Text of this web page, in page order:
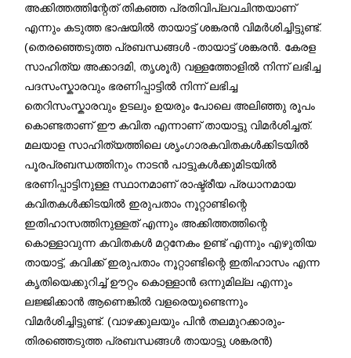
അക്കിത്തത്തിന്റേത് തികഞ്ഞ പ്രതിവിപ്ലവചിന്തയാണ്
എന്നും കടുത്ത ഭാഷയിൽ തായാട്ട് ശങ്കരൻ വിമർശിച്ചിട്ടുണ്ട്.
(തെരഞ്ഞെടുത്ത പ്രബന്ധങ്ങൾ -തായാട്ട് ശങ്കരൻ. കേരള
സാഹിത്യ അക്കാദമി, തൃശൂർ) വള്ളത്തോളിൽ നിന്ന് ലഭിച്ച
പദസംസ്കാരവും ഭരണിപ്പാട്ടിൽ നിന്ന് ലഭിച്ച
തെറിസംസ്കാരവും ഉടലും ഉയരും പോലെ അലിഞ്ഞു രൂപം
കൊണ്ടതാണ് ഈ കവിത എന്നാണ് തായാട്ടു വിമർശിച്ചത്.
മലയാള സാഹിത്യത്തിലെ ശൃംഗാരകവിതകൾക്കിടയിൽ
പൂരപ്രബന്ധത്തിനും നാടൻ പാട്ടുകൾക്കുമിടയിൽ
ഭരണിപ്പാട്ടിനുള്ള സ്ഥാനമാണ് രാഷ്ട്രീയ പ്രധാനമായ
കവിതകൾക്കിടയിൽ ഇരുപതാം നൂറ്റാണ്ടിന്റെ
ഇതിഹാസത്തിനുള്ളത് എന്നും അക്കിത്തത്തിന്റെ
കൊള്ളാവുന്ന കവിതകൾ മറ്റനേകം ഉണ്ട് എന്നും എഴുതിയ
തായാട്ട്, കവിക്ക് ഇരുപതാം നൂറ്റാണ്ടിന്റെ ഇതിഹാസം എന്ന
കൃതിയെക്കുറിച്ച് ഊറ്റം കൊള്ളാൻ ഒന്നുമില്ല എന്നും
ലജ്ജിക്കാൻ ആണെങ്കിൽ വളരെയുണ്ടെന്നും
വിമർശിച്ചിട്ടുണ്ട്. (വാഴക്കുലയും പിൻ തലമുറക്കാരും-
തിരഞ്ഞെടുത്ത പ്രബന്ധങ്ങൾ തായാട്ടു ശങ്കരൻ)